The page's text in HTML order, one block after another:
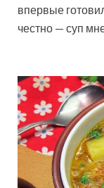
впервые
честно — суп